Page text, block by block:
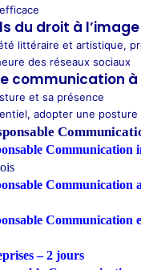
du droit à l’image
littéraire et artistique,
des réseaux sociaux
communication
et sa présence
adopter une
Communication
Communication
Communication
– 2 jours